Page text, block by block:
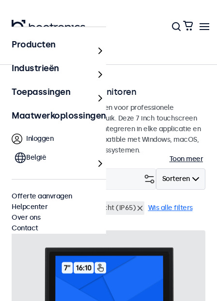
Touchscreens
7 inch touchscreen monitoren
7 inch touchscreens ontworpen voor professionele
toepassingen en continu gebruik. Deze 7 inch touchscreen
monitoren zijn eenvoudig te integreren in elke applicatie en
iedere omgeving en zijn compatible met Windows, macOS,
ChromeOS en Linux besturingssystemen.
Toon meer
Sorteren
Filter (1)
7 inch touchscreens Stofdicht (IP65) Wis alle filters
Producten
Industrieën
Toepassingen
Maatwerkoplossingen
Inloggen
België
Offerte aanvragen
Helpcenter
Over ons
Contact